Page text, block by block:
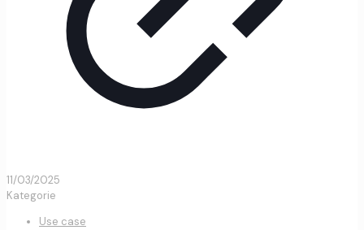
11/03/2025
Kategorie
Use case